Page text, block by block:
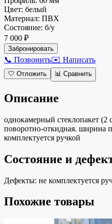
Цвет: белый
Материал: ПВХ
Состояние: б/у
7 000 ₽
Забронировать
📞 Позвонить✉️ Написать
🤍 Отложить 📊 Сравнить
Описание
однокамерный стеклопакет (2
поворотно-откидная. ширина
комплектуется ручкой
Состояние и
Дефекты: не комплектуется
Похожие товары